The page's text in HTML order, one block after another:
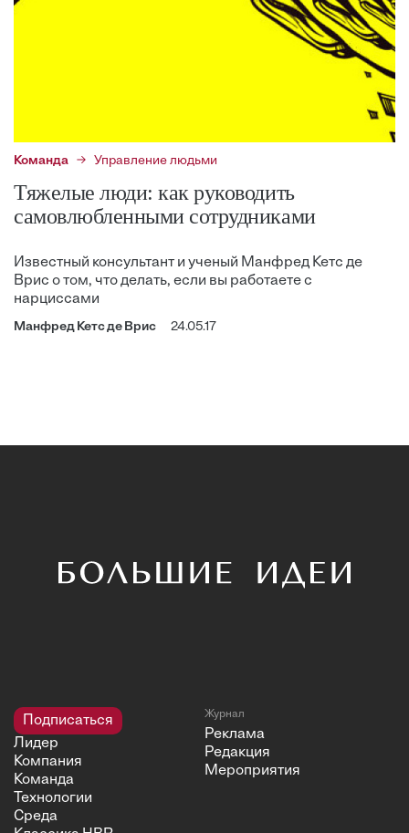
Команда Управление людьми
Тяжелые люди: как руководить
самовлюбленными сотрудниками
Известный консультант и ученый Манфред Кетс де
Врис о том, что делать, если вы работаете с
нарциссами
Манфред Кетс де Врис 24.05.17
Подписаться
Лидер
Компания
Команда
Технологии
Среда
Журнал
Реклама
Редакция
Мероприятия